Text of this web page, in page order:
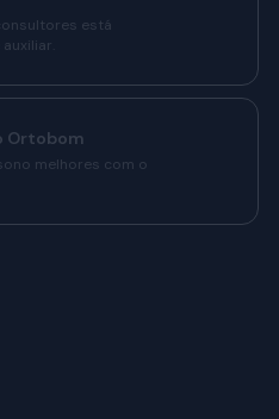
está
Ortobom
melhores com o